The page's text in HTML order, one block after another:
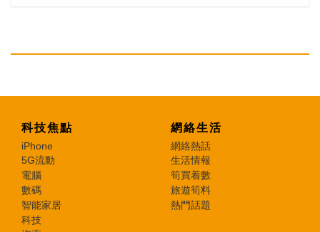
科技焦點
iPhone
5G流動
電腦
數碼
智能家居
科技
網絡生活
網絡熱話
生活情報
筍買着數
旅遊筍料
熱門話題